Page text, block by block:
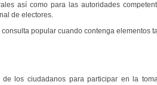
así como para las autoridades
de electores.
popular cuando contenga elementos
los ciudadanos para participar en la